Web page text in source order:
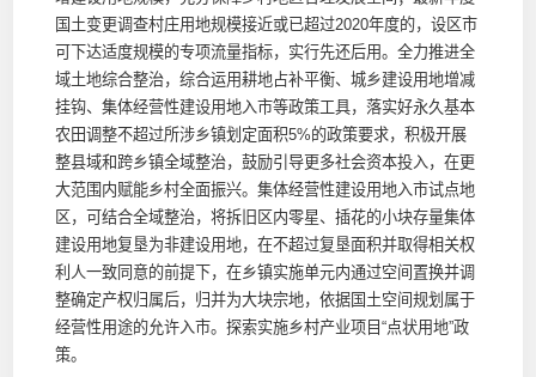
国土变更调查村庄用地规模接近或已超过2020年度的，设区市
可下达适度规模的专项流量指标，实行先还后用。全力推进全
域土地综合整治，综合运用耕地占补平衡、城乡建设用地增减
挂钩、集体经营性建设用地入市等政策工具，落实好永久基本
农田调整不超过所涉乡镇划定面积5%的政策要求，积极开展
整县域和跨乡镇全域整治，鼓励引导更多社会资本投入，在更
大范围内赋能乡村全面振兴。集体经营性建设用地入市试点地
区，可结合全域整治，将拆旧区内零星、插花的小块存量集体
建设用地复垦为非建设用地，在不超过复垦面积并取得相关权
利人一致同意的前提下，在乡镇实施单元内通过空间置换并调
整确定产权归属后，归并为大块宗地，依据国土空间规划属于
经营性用途的允许入市。探索实施乡村产业项目“点状用地”政
策。